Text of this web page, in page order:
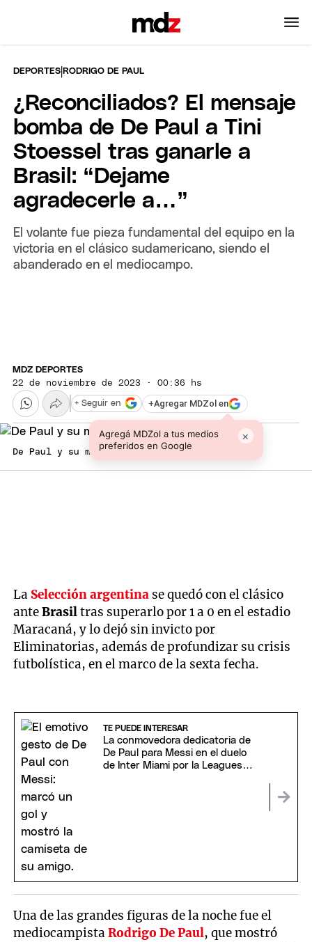
DEPORTES |RODRIGO DE PAUL
¿Reconciliados? El mensaje
bomba de De Paul a Tini
Stoessel tras ganarle a
Brasil: “Dejame
agradecerle a…”
El volante fue pieza fundamental del equipo en la
victoria en el clásico sudamericano, siendo el
abanderado en el mediocampo.
MDZ DEPORTES
22 de noviembre de 2023 · 00:36 hs
+Agregar MDZol en
Agregá MDZol a tus medios
preferidos en Google
×
+ Seguir en
De Paul y su mensaje para Tini Foto: MDZ
La Selección argentina se quedó con el clásico
anteBrasiltras superarlo por 1 a 0 en el estadio
Maracaná, y lo dejó sin invicto por
Eliminatorias, además de profundizar su crisis
futbolística, en el marco de la sexta fecha.
TE PUEDE INTERESAR
La conmovedora dedicatoria de
De Paul para Messi en el duelo
de Inter Miami por la Leagues
Una de las grandes figuras de la noche fue el
mediocampistaRodrigo De Paul, que mostró